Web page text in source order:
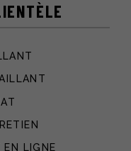
EN LIGNE